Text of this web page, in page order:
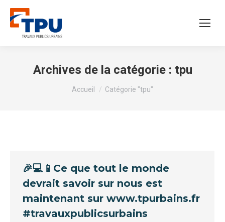
Archives de la catégorie : tpu
Vous êtes ici :
Accueil Catégorie "tpu"
🎉💻📱Ce que tout le monde
devrait savoir sur nous est
maintenant sur www.tpurbains.fr
#travauxpublicsurbains